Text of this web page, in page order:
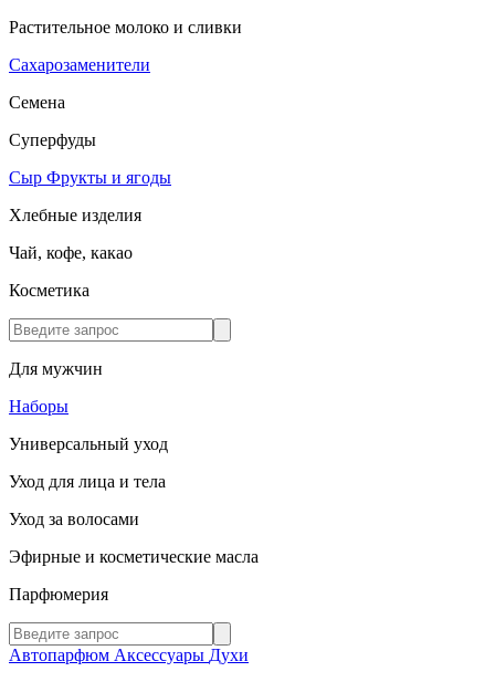
Растительное молоко и сливки
Сахарозаменители
Семена
Суперфуды
Сыр Фрукты и ягоды
Хлебные изделия
Чай, кофе, какао
Косметика
Для мужчин
Наборы
Универсальный уход
Уход для лица и тела
Уход за волосами
Эфирные и косметические масла
Парфюмерия
Автопарфюм Аксессуары Духи